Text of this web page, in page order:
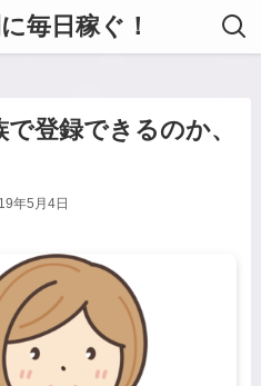
毎日稼ぐ！
登録できるのか、
年5月4日